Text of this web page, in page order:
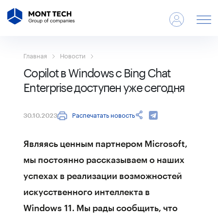
Главная Новости
Copilot в Windows с Bing Chat
Enterprise доступен уже сегодня
30.10.2023 Распечатать новость
Являясь ценным партнером Microsoft,
мы постоянно рассказываем о наших
успехах в реализации возможностей
искусственного интеллекта в
Windows 11. Мы рады сообщить, что